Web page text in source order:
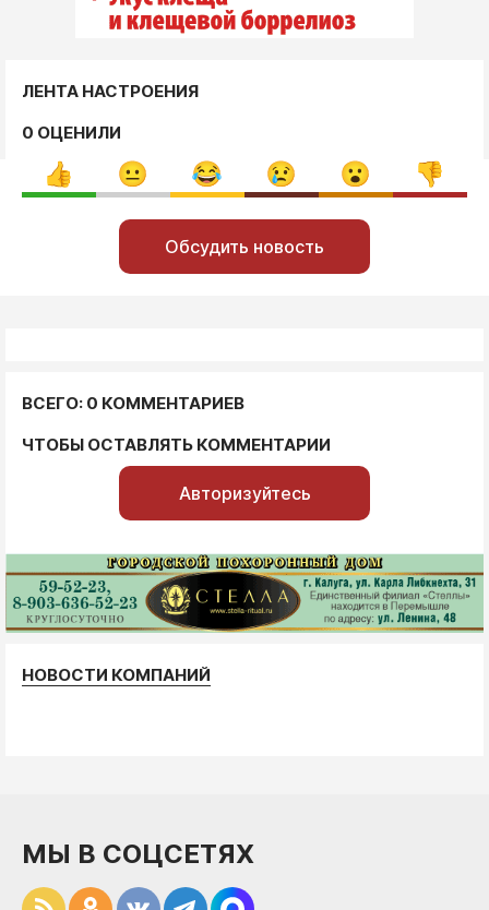
ЛЕНТА НАСТРОЕНИЯ
0 ОЦЕНИЛИ
Обсудить новость
ВСЕГО: 0 КОММЕНТАРИЕВ
ЧТОБЫ ОСТАВЛЯТЬ КОММЕНТАРИИ
Авторизуйтесь
НОВОСТИ КОМПАНИЙ
МЫ В СОЦСЕТЯХ